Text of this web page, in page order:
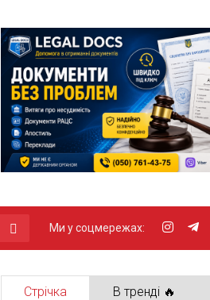
Ми у соцмережах:
Стрічка В тренді 🔥